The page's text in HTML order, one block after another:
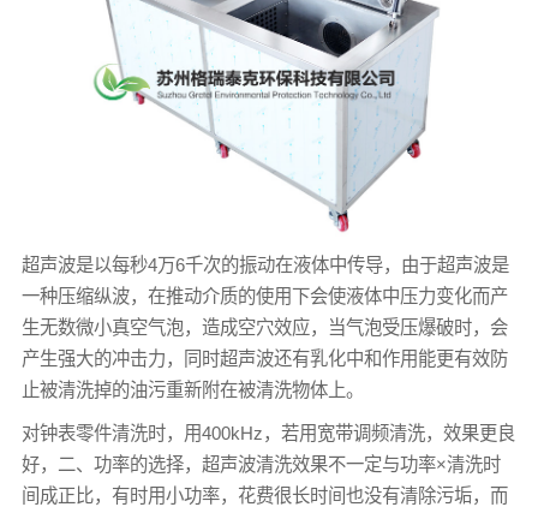
超声波是以每秒4万6千次的振动在液体中传导，由于超声波是
一种压缩纵波，在推动介质的使用下会使液体中压力变化而产
生无数微小真空气泡，造成空穴效应，当气泡受压爆破时，会
产生强大的冲击力，同时超声波还有乳化中和作用能更有效防
止被清洗掉的油污重新附在被清洗物体上。
对钟表零件清洗时，用400kHz，若用宽带调频清洗，效果更良
好，二、功率的选择，超声波清洗效果不一定与功率×清洗时
间成正比，有时用小功率，花费很长时间也没有清除污垢，而